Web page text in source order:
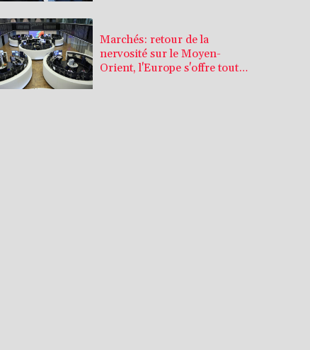
Marchés: retour de la
nervosité sur le Moyen-
Orient, l'Europe s'offre tout